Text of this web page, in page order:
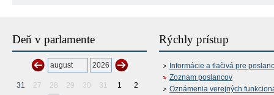
Deň v parlamente
31 27 28 29 30 31 1
2
Rýchly prístup
Informácie a tlačivá pre
Zoznam poslancov
Oznámenia verejných